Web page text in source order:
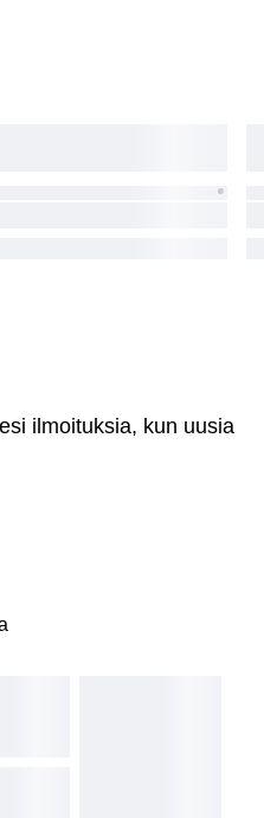
ilmoituksia, kun uusia